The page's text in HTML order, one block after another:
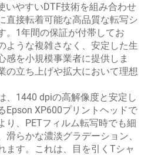
いやすいDTF技術を組み合わせ
直接転着可能な高品質な転写シ
。1年間の保証が付帯してお
ような複雑さなく、安定した生
感を小規模事業者に提供しま
の立ち上げや拡大において理想
、1440 dpiの高解像度と安定し
Epson XP600プリントヘッドで
り、PETフィルム転写時でも細
らかな濃淡グラデーション、
ます。これは、目を引くTシャ